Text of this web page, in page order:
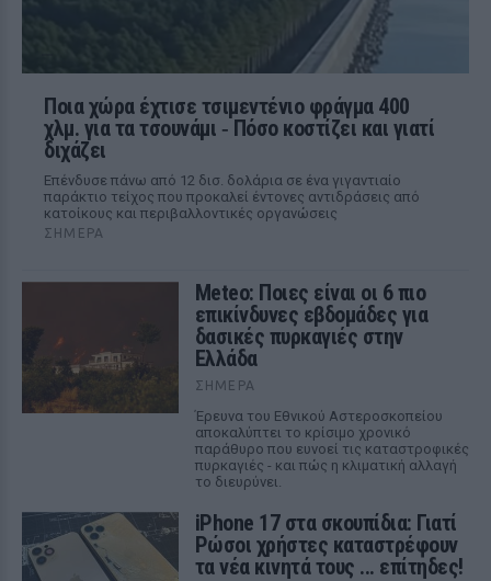
Ποια χώρα έχτισε τσιμεντένιο φράγμα 400
χλμ. για τα τσουνάμι ‑ Πόσο κοστίζει και γιατί
διχάζει
Επένδυσε πάνω από 12 δισ. δολάρια σε ένα γιγαντιαίο
παράκτιο τείχος που προκαλεί έντονες αντιδράσεις από
κατοίκους και περιβαλλοντικές οργανώσεις
ΣΉΜΕΡΑ
Meteo: Ποιες είναι οι 6 πιο
επικίνδυνες εβδομάδες για
δασικές πυρκαγιές στην
Ελλάδα
ΣΉΜΕΡΑ
Έρευνα του Εθνικού Αστεροσκοπείου
αποκαλύπτει το κρίσιμο χρονικό
παράθυρο που ευνοεί τις καταστροφικές
πυρκαγιές - και πώς η κλιματική αλλαγή
το διευρύνει.
iPhone 17 στα σκουπίδια: Γιατί
Ρώσοι χρήστες καταστρέφουν
τα νέα κινητά τους ... επίτηδες!